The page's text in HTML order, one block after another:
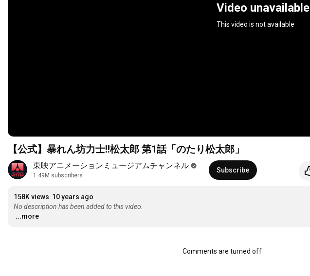
Video unavailable
This video is not available
【公式】暴れん坊力士!!松太郎 第1話「のたり松太郎」
東映アニメーションミュージアムチャンネル
1.49M subscribers
Subscribe
158K views 10 years ago
No description has been added to this video.
...more
Comments are turned off